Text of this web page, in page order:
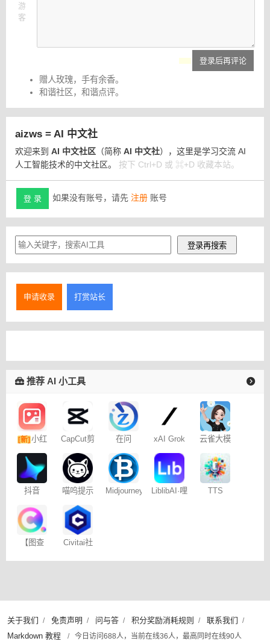
游
客
登录后再评论
赠人玫瑰，手有余香。
和谐社区，和谐点评。
aizws = AI 中文社
欢迎来到 AI 中文社区 （简称 AI 中文社），这里是学习交流 AI
人工智能技术的中文社区。 按下 Ctrl+D 或 ⌘+D 收藏本站。
登 录 如果没有账号，请先 注册 账号
申请收录 打赏站长
推荐 AI 小工具
[新] 小红
书图文笔
记
CapCut剪
在问 xAI Grok
云雀大模
抖音
– 免费
喵呜提示
Midjourney
LiblibAI·哩
TTS
【图查
Civitai社
关于我们 / 免责声明 / 问与答 / 积分奖励消耗规则 / 联系我们 /
Markdown 教程 / 今日访问688人，当前在线36人，最高同时在线90人